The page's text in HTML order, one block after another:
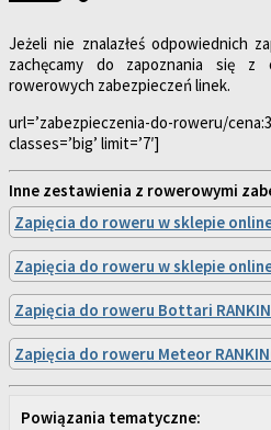
Jeżeli nie znalazłeś odpowiednich
zachęcamy do zapoznania się z
rowerowych zabezpieczeń linek.
url=’zabezpieczenia-do-roweru/
classes=’big’ limit=’7′]
Inne zestawienia z rowerowymi
Zapięcia do roweru w sklepie
Zapięcia do roweru w sklepie
Zapięcia do roweru Bottari
Zapięcia do roweru Meteor
Powiązania tematyczne: